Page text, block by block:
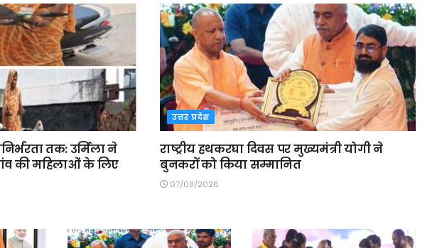
तक: उर्मिला ने
की महिलाओं के लिए
उत्तर प्रदेश
राष्ट्रीय हथकरघा दिवस पर मुख्यमंत्री योगी ने
बुनकरों को किया सम्मानित
07/08/2026